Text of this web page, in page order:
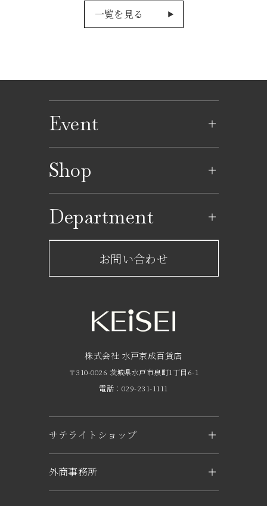
一覧を見る
Event
イベントカレンダー
Shop
レストラン一覧
ショップからのお知らせ
フロアガイド
Department
サービスのご案内
京成友の会
京成ポイントカードについて
企業概要
求人情報
お問い合わせ
株式会社 水戸京成百貨店
〒310-0026 茨城県水戸市泉町1丁目6-1
電話：029-231-1111
サテライトショップ
KEiSEI ＆ owl（つくば）
外商事務所